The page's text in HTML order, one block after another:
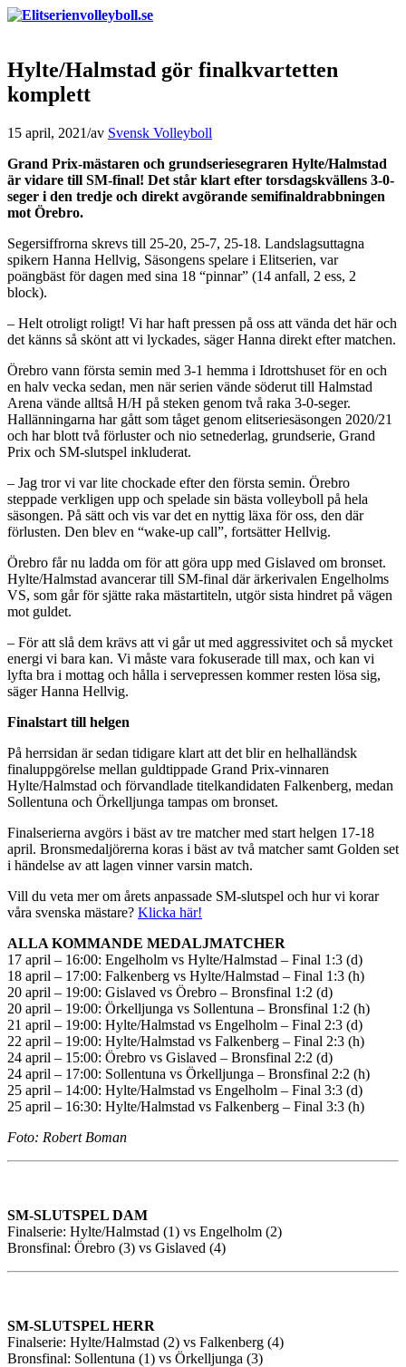
Hylte/Halmstad gör finalkvartetten
komplett
15 april, 2021/av Svensk Volleyboll
Grand Prix-mästaren och grundseriesegraren Hylte/Halmstad
är vidare till SM-final! Det står klart efter torsdagskvällens 3-0-
seger i den tredje och direkt avgörande semifinaldrabbningen
mot Örebro.
Segersiffrorna skrevs till 25-20, 25-7, 25-18. Landslagsuttagna
spikern Hanna Hellvig, Säsongens spelare i Elitserien, var
poängbäst för dagen med sina 18 “pinnar” (14 anfall, 2 ess, 2
block).
– Helt otroligt roligt! Vi har haft pressen på oss att vända det här och
det känns så skönt att vi lyckades, säger Hanna direkt efter matchen.
Örebro vann första semin med 3-1 hemma i Idrottshuset för en och
en halv vecka sedan, men när serien vände söderut till Halmstad
Arena vände alltså H/H på steken genom två raka 3-0-seger.
Hallänningarna har gått som tåget genom elitseriesäsongen 2020/21
och har blott två förluster och nio setnederlag, grundserie, Grand
Prix och SM-slutspel inkluderat.
– Jag tror vi var lite chockade efter den första semin. Örebro
steppade verkligen upp och spelade sin bästa volleyboll på hela
säsongen. På sätt och vis var det en nyttig läxa för oss, den där
förlusten. Den blev en “wake-up call”, fortsätter Hellvig.
Örebro får nu ladda om för att göra upp med Gislaved om bronset.
Hylte/Halmstad avancerar till SM-final där ärkerivalen Engelholms
VS, som går för sjätte raka mästartiteln, utgör sista hindret på vägen
mot guldet.
– För att slå dem krävs att vi går ut med aggressivitet och så mycket
energi vi bara kan. Vi måste vara fokuserade till max, och kan vi
lyfta bra i mottag och hålla i servepressen kommer resten lösa sig,
säger Hanna Hellvig.
Finalstart till helgen
På herrsidan är sedan tidigare klart att det blir en helhalländsk
finaluppgörelse mellan guldtippade Grand Prix-vinnaren
Hylte/Halmstad och förvandlade titelkandidaten Falkenberg, medan
Sollentuna och Örkelljunga tampas om bronset.
Finalserierna avgörs i bäst av tre matcher med start helgen 17-18
april. Bronsmedaljörerna koras i bäst av två matcher samt Golden set
i händelse av att lagen vinner varsin match.
Vill du veta mer om årets anpassade SM-slutspel och hur vi korar
våra svenska mästare? Klicka här!
ALLA KOMMANDE MEDALJMATCHER
17 april – 16:00: Engelholm vs Hylte/Halmstad – Final 1:3 (d)
18 april – 17:00: Falkenberg vs Hylte/Halmstad – Final 1:3 (h)
20 april – 19:00: Gislaved vs Örebro – Bronsfinal 1:2 (d)
20 april – 19:00: Örkelljunga vs Sollentuna – Bronsfinal 1:2 (h)
21 april – 19:00: Hylte/Halmstad vs Engelholm – Final 2:3 (d)
22 april – 19:00: Hylte/Halmstad vs Falkenberg – Final 2:3 (h)
24 april – 15:00: Örebro vs Gislaved – Bronsfinal 2:2 (d)
24 april – 17:00: Sollentuna vs Örkelljunga – Bronsfinal 2:2 (h)
25 april – 14:00: Hylte/Halmstad vs Engelholm – Final 3:3 (d)
25 april – 16:30: Hylte/Halmstad vs Falkenberg – Final 3:3 (h)
Foto: Robert Boman
SM-SLUTSPEL DAM
Finalserie: Hylte/Halmstad (1) vs Engelholm (2)
Bronsfinal: Örebro (3) vs Gislaved (4)
SM-SLUTSPEL HERR
Finalserie: Hylte/Halmstad (2) vs Falkenberg (4)
Bronsfinal: Sollentuna (1) vs Örkelljunga (3)